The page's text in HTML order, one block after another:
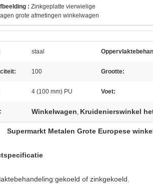
: Zinkgeplatte vierwielige
grote afmetingen winkelwagen
staal
100 Grootte:
4 (100 mm) PU Voet:
Winkelwagen, Kruidenierswinkel
Supermarkt Metalen Grote Europese
of zinkgekoeld.